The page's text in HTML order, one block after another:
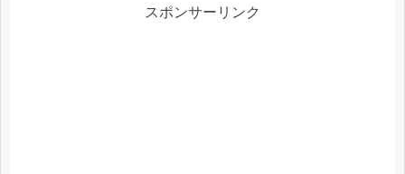
スポンサーリンク